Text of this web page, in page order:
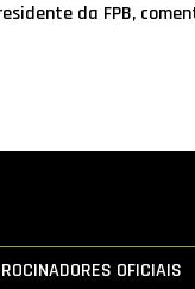
da FPB,
OFICIAIS